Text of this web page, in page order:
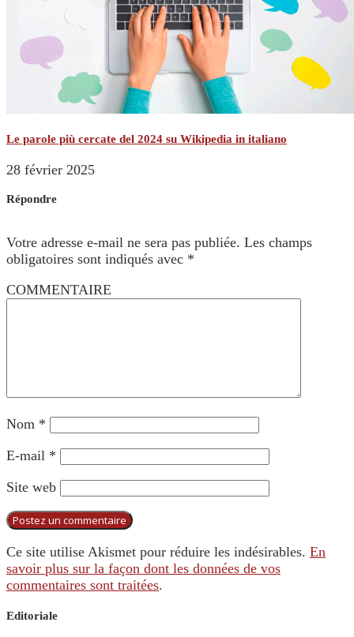
Le parole più cercate del 2024 su Wikipedia in italiano
28 février 2025
Répondre
Votre adresse e-mail ne sera pas publiée. Les champs
obligatoires sont indiqués avec *
COMMENTAIRE
Nom *
E-mail *
Site web
Ce site utilise Akismet pour réduire les indésirables. En
savoir plus sur la façon dont les données de vos
commentaires sont traitées.
Editoriale